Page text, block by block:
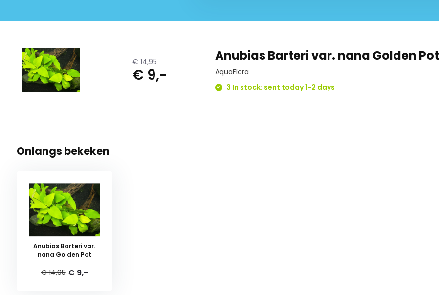
€ 14,95
€ 9,-
Anubias Barteri var. nana Golden Pot
AquaFlora
3 In stock: sent today 1-2 days
Onlangs bekeken
Anubias Barteri var.
nana Golden Pot
€ 14,95 € 9,-